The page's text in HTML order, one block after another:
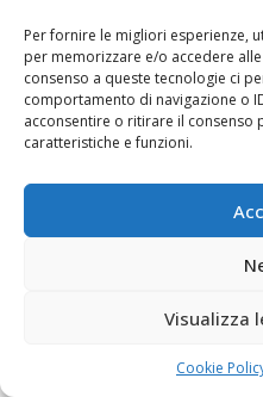
Per fornire le migliori esperienze,
per memorizzare e/o accedere
consenso a queste tecnologie ci
comportamento di navigazione o
acconsentire o ritirare il consenso
caratteristiche e funzioni.
Visualizza
Cookie
di Aidone
(Enna),
Dario
Bottaro
Le Stanze di Arte e
della Cultura
abilitare